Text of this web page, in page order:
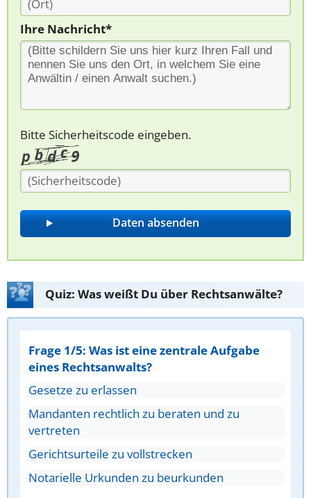
Ihre Nachricht*
Bitte Sicherheitscode eingeben.
Quiz: Was weißt Du über Rechtsanwälte?
Frage 1/5: Was ist eine zentrale Aufgabe
eines Rechtsanwalts?
Gesetze zu erlassen
Mandanten rechtlich zu beraten und zu
vertreten
Gerichtsurteile zu vollstrecken
Notarielle Urkunden zu beurkunden